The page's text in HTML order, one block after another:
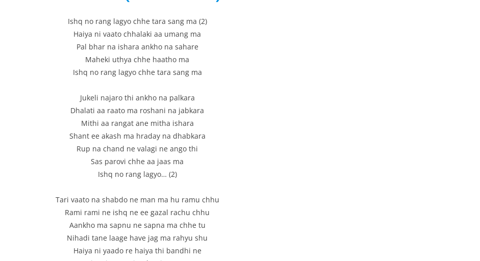
Ishq no rang lagyo chhe tara sang ma (2)
Haiya ni vaato chhalaki aa umang ma
Pal bhar na ishara ankho na sahare
Maheki uthya chhe haatho ma
Ishq no rang lagyo chhe tara sang ma
Jukeli najaro thi ankho na palkara
Dhalati aa raato ma roshani na jabkara
Mithi aa rangat ane mitha ishara
Shant ee akash ma hraday na dhabkara
Rup na chand ne valagi ne ango thi
Sas parovi chhe aa jaas ma
Ishq no rang lagyo… (2)
Tari vaato na shabdo ne man ma hu ramu chhu
Rami rami ne ishq ne ee gazal rachu chhu
Aankho ma sapnu ne sapna ma chhe tu
Nihadi tane laage have jag ma rahyu shu
Haiya ni yaado re haiya thi bandhi ne